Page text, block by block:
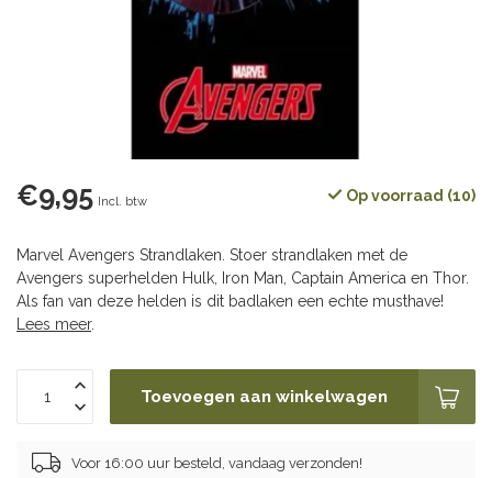
€9,95 Incl. btw Op voorraad (10)
Marvel Avengers Strandlaken. Stoer strandlaken met de
Avengers superhelden Hulk, Iron Man, Captain America en Thor.
Als fan van deze helden is dit badlaken een echte musthave!
Lees meer.
Toevoegen aan winkelwagen
Voor 16:00 uur besteld, vandaag verzonden!